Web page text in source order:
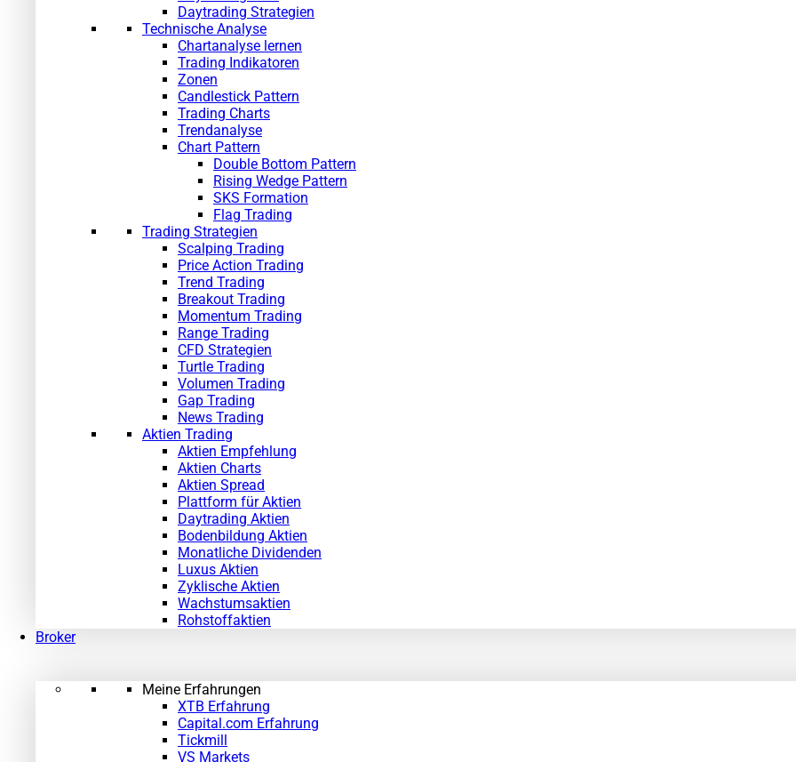
Daytrading Strategien
Technische Analyse
Chartanalyse lernen
Trading Indikatoren
Zonen
Candlestick Pattern
Trading Charts
Trendanalyse
Chart Pattern
Double Bottom Pattern
Rising Wedge Pattern
SKS Formation
Flag Trading
Trading Strategien
Scalping Trading
Price Action Trading
Trend Trading
Breakout Trading
Momentum Trading
Range Trading
CFD Strategien
Turtle Trading
Volumen Trading
Gap Trading
News Trading
Aktien Trading
Aktien Empfehlung
Aktien Charts
Aktien Spread
Plattform für Aktien
Daytrading Aktien
Bodenbildung Aktien
Monatliche Dividenden
Luxus Aktien
Zyklische Aktien
Wachstumsaktien
Rohstoffaktien
Broker
Meine Erfahrungen
XTB Erfahrung
Capital.com Erfahrung
Tickmill
VS Markets